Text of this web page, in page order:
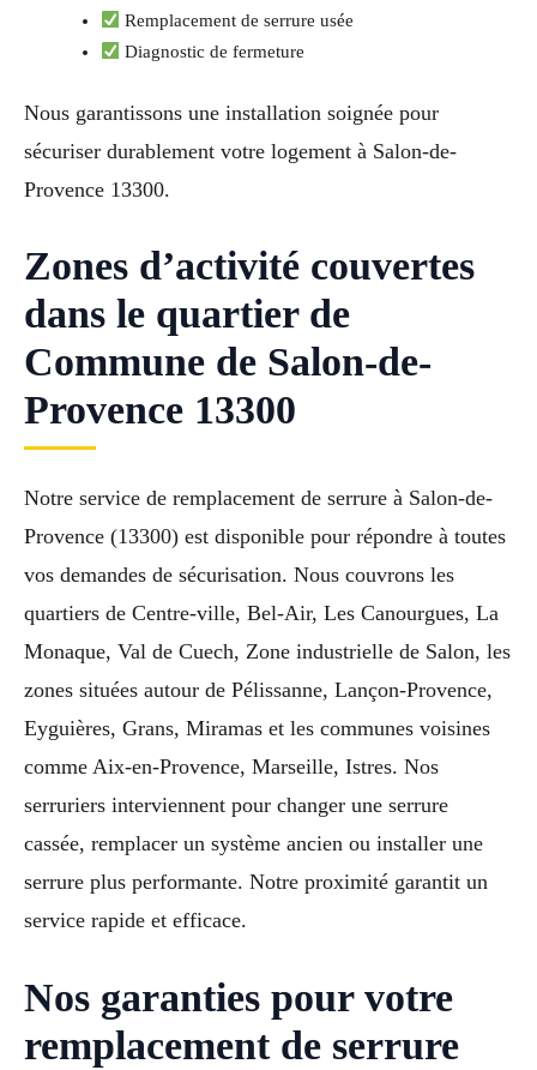
Remplacement de serrure usée
Diagnostic de fermeture
Nous garantissons une installation soignée pour
sécuriser durablement votre logement à Salon-de-
Provence 13300.
Zones d’activité couvertes
dans le quartier de
Commune de Salon-de-
Provence 13300
Notre service de remplacement de serrure à Salon-de-
Provence (13300) est disponible pour répondre à toutes
vos demandes de sécurisation. Nous couvrons les
quartiers de Centre-ville, Bel-Air, Les Canourgues, La
Monaque, Val de Cuech, Zone industrielle de Salon, les
zones situées autour de Pélissanne, Lançon-Provence,
Eyguières, Grans, Miramas et les communes voisines
comme Aix-en-Provence, Marseille, Istres. Nos
serruriers interviennent pour changer une serrure
cassée, remplacer un système ancien ou installer une
serrure plus performante. Notre proximité garantit un
service rapide et efficace.
Nos garanties pour votre
remplacement de serrure